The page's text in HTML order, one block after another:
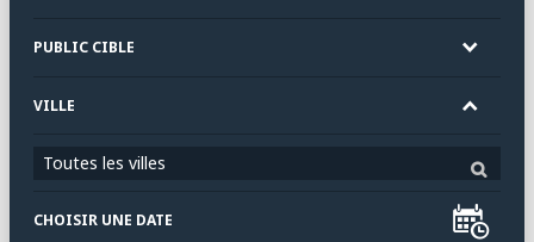
PUBLIC CIBLE
VILLE
Toutes les villes
CHOISIR UNE DATE